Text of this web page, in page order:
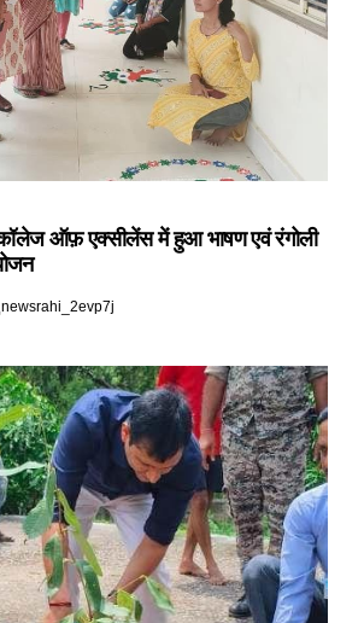
कॉलेज ऑफ़ एक्सीलेंस में हुआ भाषण एवं रंगोली
newsrahi_2evp7j